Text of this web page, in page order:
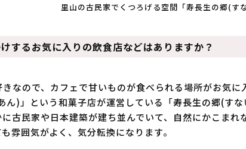
里山の古民家でくつろげる空間「寿長生の郷(す
するお気に入りの飲食店などはありますか？
なので、カフェで甘いものが食べられる場所がお気
ん)」という和菓子店が運営している「寿長生の郷(す
古民家や日本建築が建ち並んでいて、自然にかこまれ
雰囲気がよく、気分転換になります。